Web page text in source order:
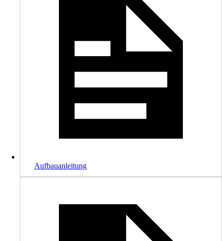
Aufbauanleitung